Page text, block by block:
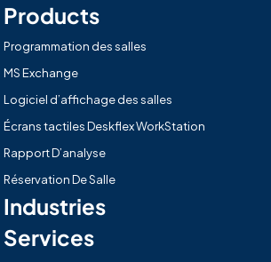
Products
Programmation des salles
MS Exchange
Logiciel d’affichage des salles
Écrans tactiles Deskflex WorkStation
Rapport D’analyse
Réservation De Salle
Industries
Services